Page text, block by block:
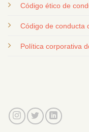
Código ético de
Código de conducta
Política corporativa